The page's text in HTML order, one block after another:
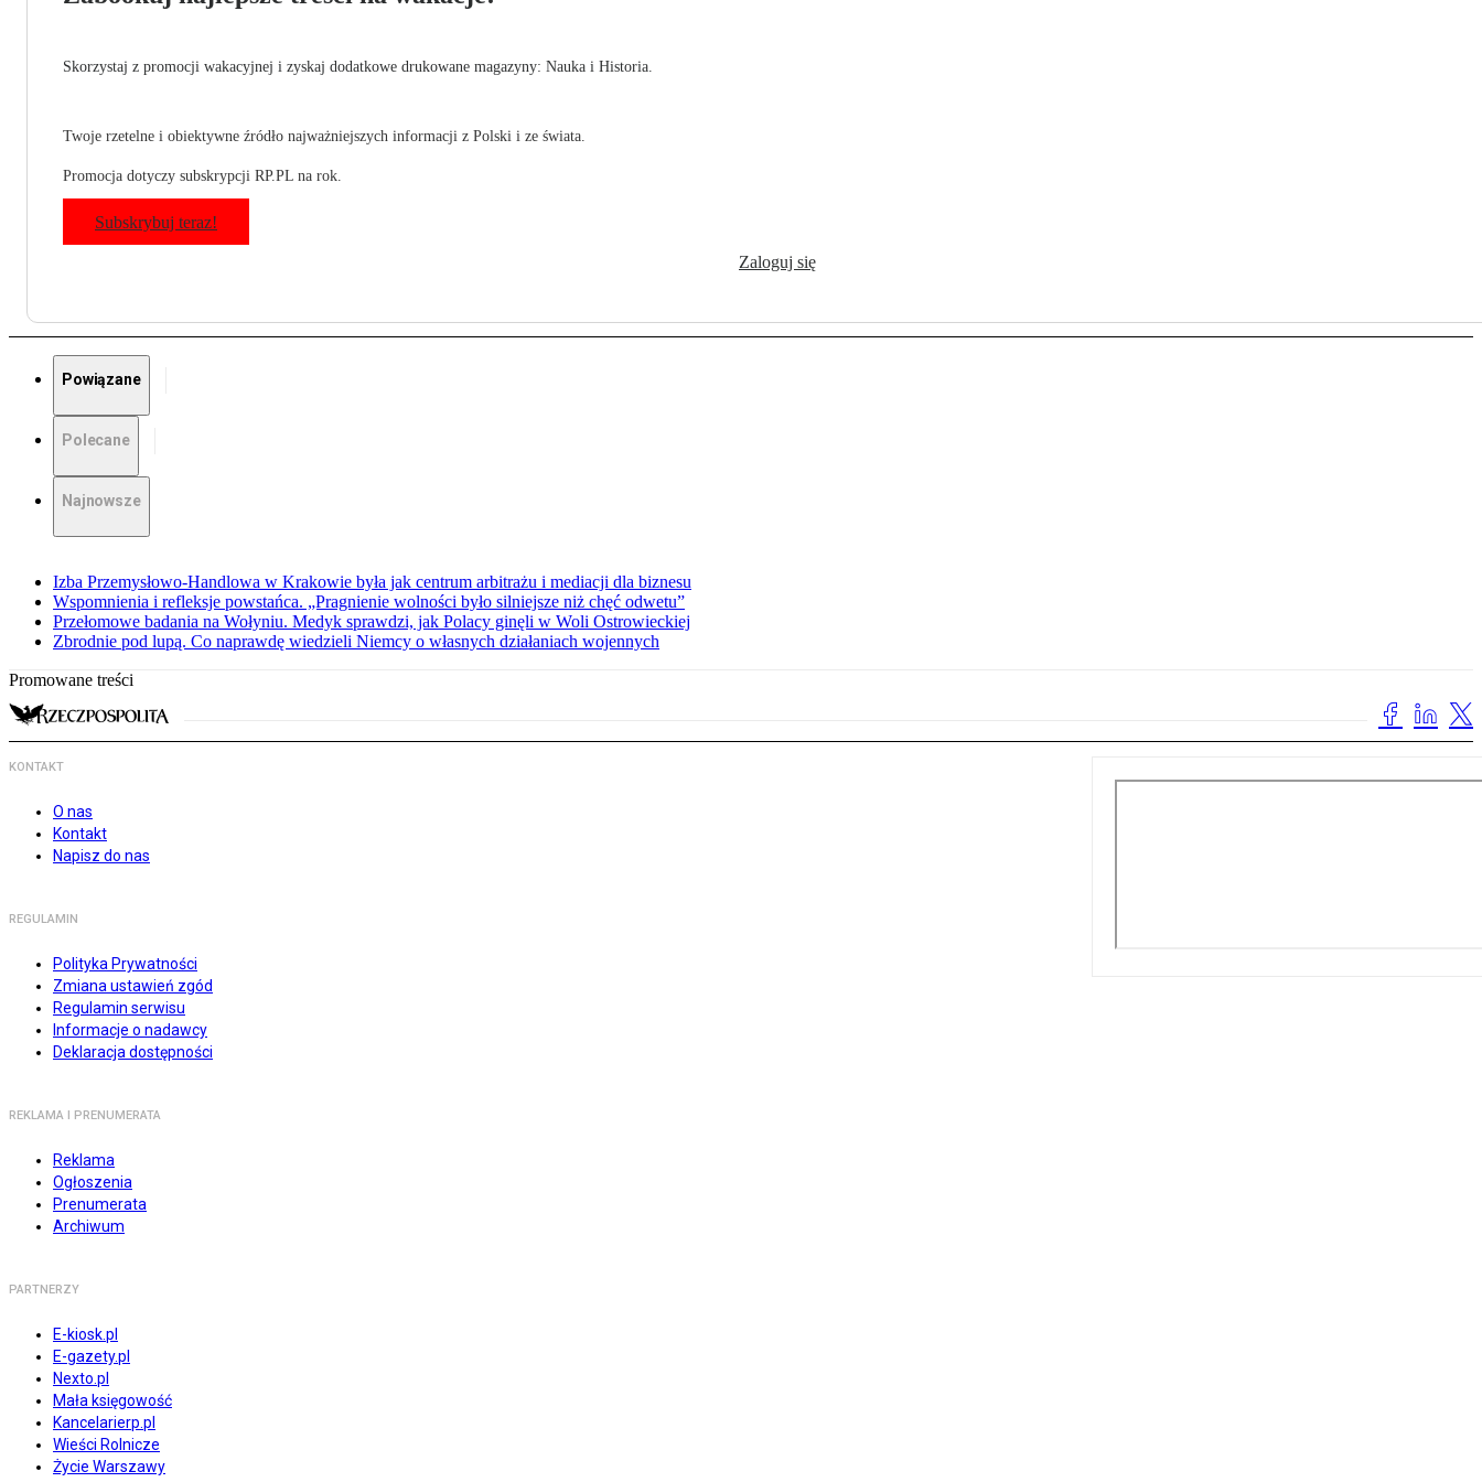
Skorzystaj z promocji wakacyjnej i zyskaj dodatkowe drukowane magazyny: Nauka i Historia.
Twoje rzetelne i obiektywne źródło najważniejszych informacji z Polski i ze świata.
Promocja dotyczy subskrypcji RP.PL na rok.
Subskrybuj teraz!
Zaloguj się
Powiązane
Polecane
Najnowsze
Izba Przemysłowo-Handlowa w Krakowie była jak centrum arbitrażu i mediacji dla biznesu
Wspomnienia i refleksje powstańca. „Pragnienie wolności było silniejsze niż chęć odwetu”
Przełomowe badania na Wołyniu. Medyk sprawdzi, jak Polacy ginęli w Woli Ostrowieckiej
Zbrodnie pod lupą. Co naprawdę wiedzieli Niemcy o własnych działaniach wojennych
Promowane treści
KONTAKT
O nas
Kontakt
Napisz do nas
REGULAMIN
Polityka Prywatności
Zmiana ustawień zgód
Regulamin serwisu
Informacje o nadawcy
Deklaracja dostępności
REKLAMA I PRENUMERATA
Reklama
Ogłoszenia
Prenumerata
Archiwum
PARTNERZY
E-kiosk.pl
E-gazety.pl
Nexto.pl
Mała księgowość
Kancelarierp.pl
Wieści Rolnicze
Życie Warszawy